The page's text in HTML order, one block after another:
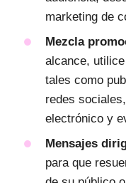
marketing de
Mezcla
alcance,
tales como
redes
electrónico y
Mensajes
para que